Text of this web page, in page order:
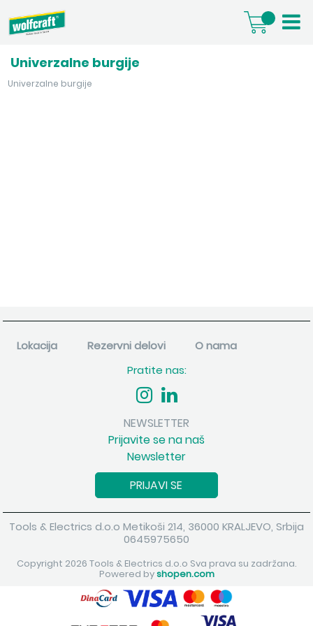
Univerzalne burgije
Univerzalne burgije
Lokacija Rezervni delovi
O nama
Pratite nas:
NEWSLETTER
Prijavite se na naš
Newsletter
PRIJAVI SE
Tools & Electrics d.o.o Metikoši 214, 36000 KRALJEVO, Srbija
0645975650
Copyright 2026 Tools & Electrics d.o.o Sva prava su zadržana.
Powered byshopen.com